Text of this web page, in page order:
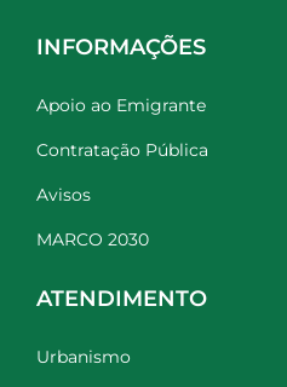
INFORMAÇÕES
Apoio ao Emigrante
Contratação Pública
Avisos
MARCO 2030
ATENDIMENTO
Urbanismo